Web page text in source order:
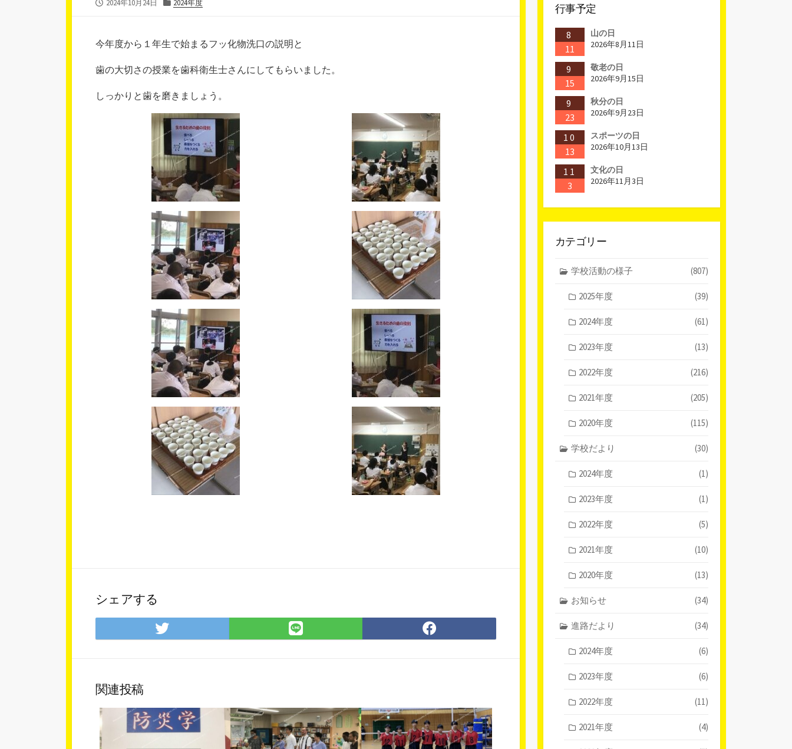
2024年10月24日
ー
2024年度
今年度から１年生で始まるフッ化物洗口の説明と
歯の大切さの授業を歯科衛生士さんにしてもらいました。
しっかりと歯を磨きましょう。
シェアする
Twitter
で
LINE
で
Facebook
で
関連投稿
行事予定
8
11
山の日
2026年8月11日
9
15
敬老の日
2026年9月15日
9
23
秋分の日
2026年9月23日
10
13
スポーツの日
2026年10月13日
11
3
文化の日
2026年11月3日
カテゴリー
学校活動の様子 (807)
2025年度 (39)
2024年度 (61)
2023年度 (13)
2022年度 (216)
2021年度 (205)
2020年度 (115)
学校だより (30)
2024年度 (1)
2023年度 (1)
2022年度 (5)
2021年度 (10)
2020年度 (13)
お知らせ (34)
進路だより (34)
2024年度 (6)
2023年度 (6)
2022年度 (11)
2021年度 (4)